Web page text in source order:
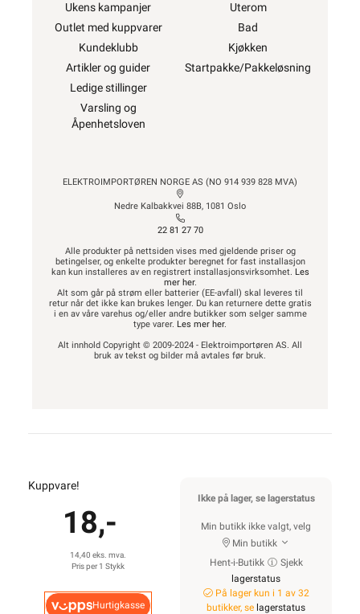
Ukens kampanjer
Outlet med kuppvarer
Kundeklubb
Artikler og guider
Ledige stillinger
Varsling og
Åpenhetsloven
Uterom
Bad
Kjøkken
Startpakke/Pakkeløsning
ELEKTROIMPORTØREN NORGE AS (NO 914 939 828 MVA)
Nedre Kalbakkvei 88B, 1081 Oslo
22 81 27 70
Alle produkter på nettsiden vises med gjeldende priser og
betingelser, og enkelte produkter beregnet for fast installasjon
kan kun installeres av en registrert installasjonsvirksomhet. Les
mer her.
Alt som går på strøm eller batterier (EE-avfall) skal leveres til
retur når det ikke kan brukes lenger. Du kan returnere dette gratis
i en av våre varehus og/eller andre butikker som selger samme
type varer. Les mer her.
Alt innhold Copyright © 2009-2024 - Elektroimportøren AS. All
bruk av tekst og bilder må avtales før bruk.
Kuppvare!
18,-
14,40 eks. mva.
Pris per 1 Stykk
Hurtigkasse
Ikke på lager, se lagerstatus
Min butikk ikke valgt, velg
Min butikk
Hent-i-Butikk
Sjekk
lagerstatus
På lager kun i 1 av 32
butikker, se lagerstatus